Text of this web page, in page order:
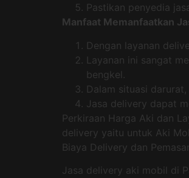
Pastikan penyedia
Manfaat Memanfaatkan
Dengan layanan
Layanan ini sangat
bengkel.
Dalam situasi
Jasa delivery dapat
Perkiraan Harga Aki dan
delivery yaitu untuk Aki
Biaya Delivery dan
Jasa delivery aki mobil di